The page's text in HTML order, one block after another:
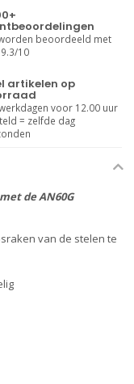
beoordeeld met
10
artikelen op
voor 12.00 uur
= zelfde dag
de AN60G
van de stelen te